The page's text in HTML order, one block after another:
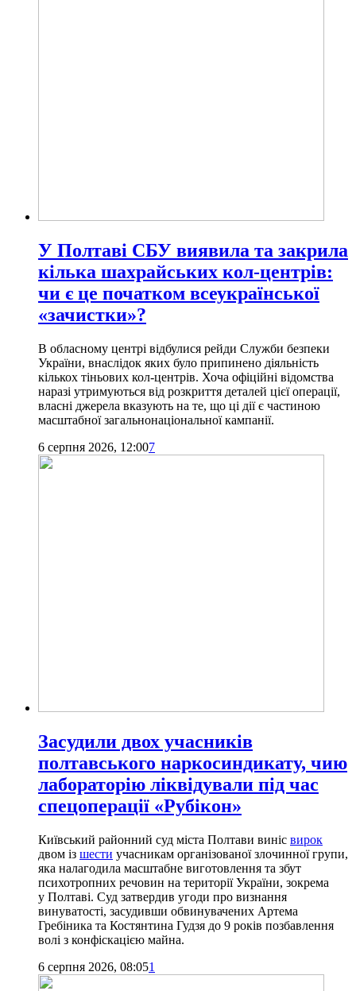
У Полтаві СБУ виявила та закрила
кілька шахрайських кол-центрів:
чи є це початком всеукраїнської
«зачистки»?
В обласному центрі відбулися рейди Служби безпеки
України, внаслідок яких було припинено діяльність
кількох тіньових кол-центрів. Хоча офіційні відомства
наразі утримуються від розкриття деталей цієї операції,
власні джерела вказують на те, що ці дії є частиною
масштабної загальнонаціональної кампанії.
6 серпня 2026, 12:007
Засудили двох учасників
полтавського наркосиндикату, чию
лабораторію ліквідували під час
спецоперації «Рубікон»
Київський районний суд міста Полтави виніс вирок
двом із шести учасникам організованої злочинної групи,
яка налагодила масштабне виготовлення та збут
психотропних речовин на території України, зокрема
у Полтаві. Суд затвердив угоди про визнання
винуватості, засудивши обвинувачених Артема
Гребіника та Костянтина Гудзя до 9 років позбавлення
волі з конфіскацією майна.
6 серпня 2026, 08:051